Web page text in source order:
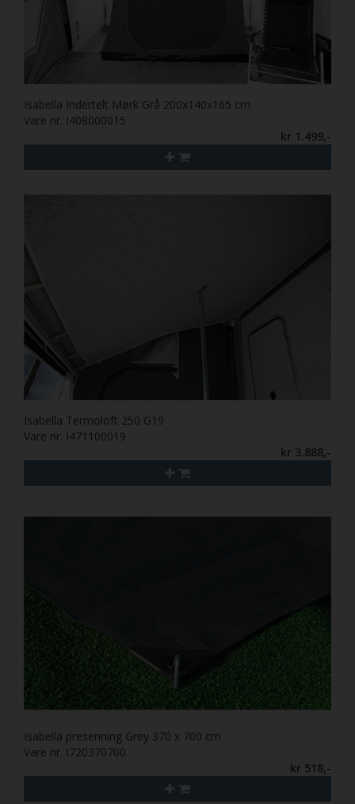
Isabella Indertelt Mørk Grå 200x140x165 cm
Vare nr. I408000015
kr 1.499,-
Isabella Termoloft 250 G19
Vare nr. I471100019
kr 3.888,-
Isabella presenning Grey 370 x 700 cm
Vare nr. I720370700
kr 518,-